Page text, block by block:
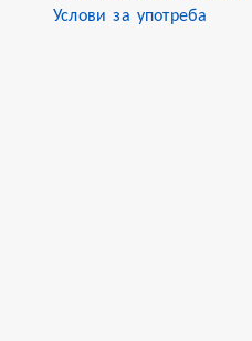
Услови за употреба